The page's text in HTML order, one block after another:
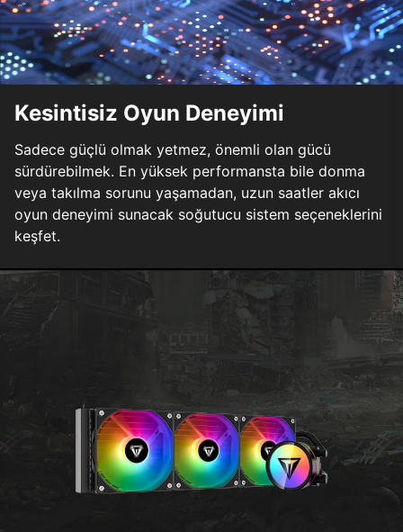
Kesintisiz Oyun Deneyimi
Sadece güçlü olmak yetmez, önemli olan gücü
sürdürebilmek. En yüksek performansta bile donma
veya takılma sorunu yaşamadan, uzun saatler akıcı
oyun deneyimi sunacak soğutucu sistem seçeneklerini
keşfet.